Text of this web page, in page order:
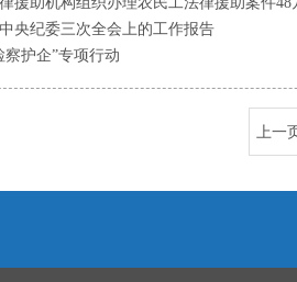
央纪委三次全会上的工作报告
察护企”专项行动
上一